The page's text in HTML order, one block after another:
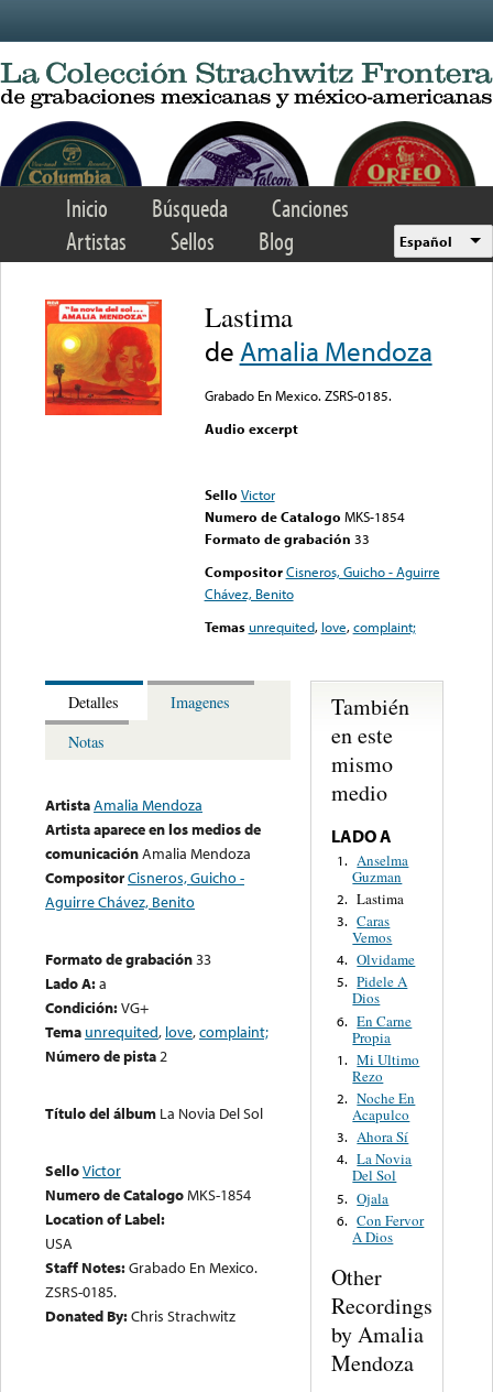
Inicio Búsqueda
Canciones
Artistas
Sellos Blog Español
Lastima
de Amalia Mendoza
Grabado En Mexico. ZSRS-0185.
Audio excerpt
Sello Victor
Numero de Catalogo MKS-1854
Formato de grabación 33
Compositor Cisneros, Guicho - Aguirre
Chávez, Benito
Temas unrequited, love,complaint;
Detalles
Imagenes
Notas
ArtistaAmalia Mendoza
Artista aparece en los medios de
comunicaciónAmalia Mendoza
CompositorCisneros, Guicho -
Aguirre Chávez, Benito
Formato de grabación33
Lado A:a
Condición:VG+
Tema unrequited, love,complaint;
Número de pista2
Título del álbum La Novia Del Sol
SelloVictor
Numero de CatalogoMKS-1854
Location of Label:
USA
Staff Notes:Grabado En Mexico.
ZSRS-0185.
Donated By:Chris Strachwitz
También
en este
mismo
medio
LADO A
1. Anselma
Guzman
2. Lastima
3. Caras
Vemos
4. Olvidame
5. Pidele A
Dios
6. En Carne
Propia
1. Mi Ultimo
Rezo
2. Noche En
Acapulco
3. Ahora Sí
4. La Novia
Del Sol
5. Ojala
6. Con Fervor
A Dios
Other
Recordings
by Amalia
Mendoza